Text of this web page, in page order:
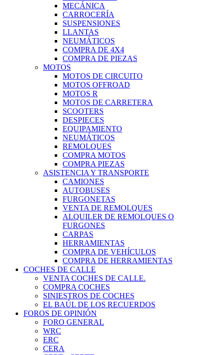
MECÁNICA
CARROCERÍA
SUSPENSIONES
LLANTAS
NEUMÁTICOS
COMPRA DE 4X4
COMPRA DE PIEZAS
MOTOS
MOTOS DE CIRCUITO
MOTOS OFFROAD
MOTOS R
MOTOS DE CARRETERA
SCOOTERS
DESPIECES
EQUIPAMIENTO
NEUMÁTICOS
REMOLQUES
COMPRA MOTOS
COMPRA PIEZAS
ASISTENCIA Y TRANSPORTE
CAMIONES
AUTOBUSES
FURGONETAS
VENTA DE REMOLQUES
ALQUILER DE REMOLQUES O
FURGONES
CARPAS
HERRAMIENTAS
COMPRA DE VEHÍCULOS
COMPRA DE HERRAMIENTAS
COCHES DE CALLE
VENTA COCHES DE CALLE.
COMPRA COCHES
SINIESTROS DE COCHES
EL BAÚL DE LOS RECUERDOS
FOROS DE OPINIÓN
FORO GENERAL
WRC
ERC
CERA